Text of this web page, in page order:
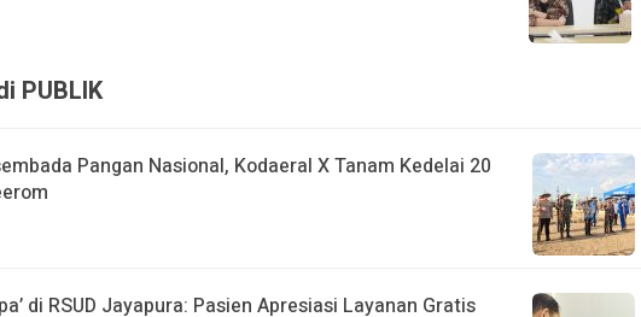
PUBLIK
Pangan Nasional, Kodaeral X Tanam Kedelai 20
di RSUD Jayapura: Pasien Apresiasi Layanan Gratis